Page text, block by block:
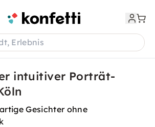
Erlebnis
intuitiver Porträt-
Gesichter ohne